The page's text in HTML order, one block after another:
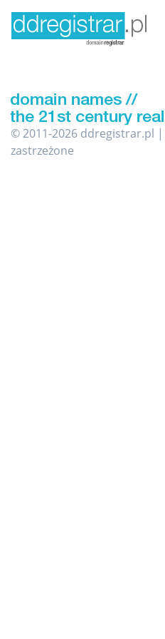
© 2011-2026 ddregistrar.pl |
zastrzeżone